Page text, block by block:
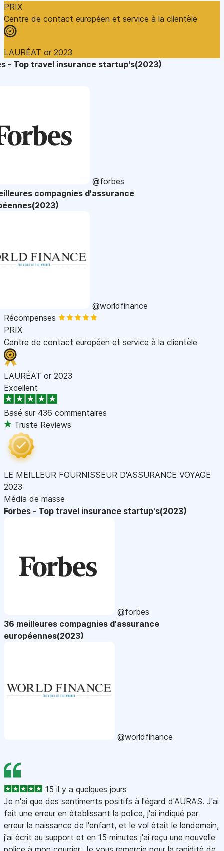
PRIX
Centre de contact européen et service à la clientèle
LAURÉAT or 2023
- Top travel insurance startup's(2023)
@forbes
compagnies d'assurance
@worldfinance
Récompenses
PRIX
Centre de contact européen et service à la clientèle
LAURÉAT or 2023
Excellent
Basé sur 436 commentaires
Truste Reviews
LE MEILLEUR FOURNISSEUR D'ASSURANCE VOYAGE
2023
Média de masse
Forbes - Top travel insurance startup's(2023)
@forbes
36 meilleures compagnies d'assurance
européennes(2023)
@worldfinance
15 il y a quelques jours
Je n'ai que des sentiments positifs à l'égard d'AURAS. J'ai
fait une erreur en établissant la police, j'ai indiqué par
erreur la naissance de l'enfant, et le vol était le lendemain,
j'ai écrit au support et en 15 minutes j'ai reçu une nouvelle